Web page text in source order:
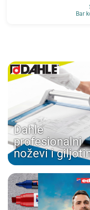
Bar
Dahle
profesionalni
noževi i